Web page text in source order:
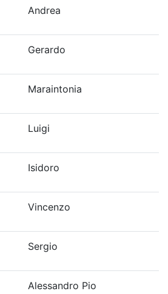
Andrea
Gerardo
Maraintonia
Luigi
Isidoro
Vincenzo
Sergio
Alessandro Pio